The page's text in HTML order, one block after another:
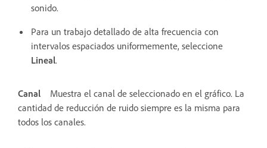
sonido.
Para un trabajo detallado de alta frecuencia con
intervalos espaciados uniformemente, seleccione
Lineal.
Canal
Muestra el canal de seleccionado en el gráfico. La
cantidad de reducción de ruido siempre es la misma para
todos los canales.